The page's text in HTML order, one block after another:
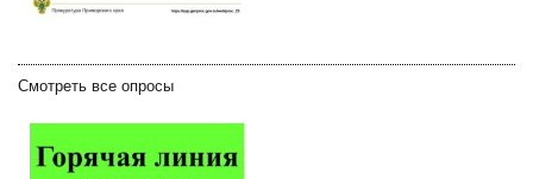
Смотреть все опросы